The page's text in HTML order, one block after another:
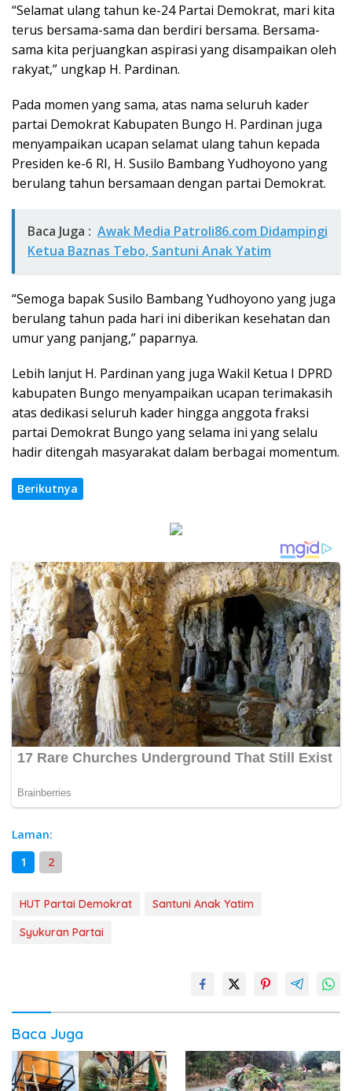
“Selamat ulang tahun ke-24 Partai Demokrat, mari kita
terus bersama-sama dan berdiri bersama. Bersama-
sama kita perjuangkan aspirasi yang disampaikan oleh
rakyat,” ungkap H. Pardinan.
Pada momen yang sama, atas nama seluruh kader
partai Demokrat Kabupaten Bungo H. Pardinan juga
menyampaikan ucapan selamat ulang tahun kepada
Presiden ke-6 RI, H. Susilo Bambang Yudhoyono yang
berulang tahun bersamaan dengan partai Demokrat.
Baca Juga : Awak Media Patroli86.com Didampingi
Ketua Baznas Tebo, Santuni Anak Yatim
“Semoga bapak Susilo Bambang Yudhoyono yang juga
berulang tahun pada hari ini diberikan kesehatan dan
umur yang panjang,” paparnya.
Lebih lanjut H. Pardinan yang juga Wakil Ketua I DPRD
kabupaten Bungo menyampaikan ucapan terimakasih
atas dedikasi seluruh kader hingga anggota fraksi
partai Demokrat Bungo yang selama ini yang selalu
hadir ditengah masyarakat dalam berbagai momentum.
Berikutnya
Laman:
1
2
HUT Partai Demokrat
Santuni Anak Yatim
Syukuran Partai
Baca Juga